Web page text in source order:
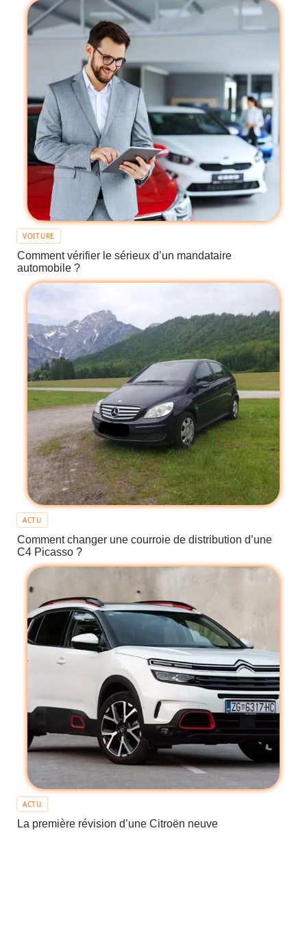
VOITURE
Comment vérifier le sérieux d’un mandataire
automobile ?
ACTU
Comment changer une courroie de distribution d’une
C4 Picasso ?
ACTU
La première révision d’une Citroën neuve